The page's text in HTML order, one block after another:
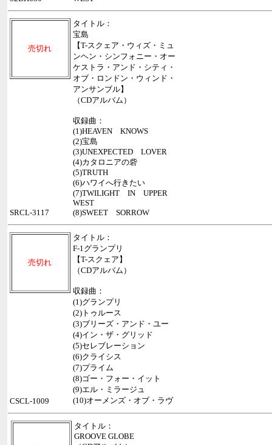
売切れ
タイトル：
宝島
【T-スクェア・ウィズ・ミュ
ンヘン・シンフォニー・オー
ケストラ・アンド・シティ・
オブ・ロンドン・ウィンド・
アンサンブル】
（CDアルバム）
収録曲：
(1)HEAVEN KNOWS
(2)宝島
(3)UNEXPECTED LOVER
(4)カタロニアの砦
(5)TRUTH
(6)ハワイへ行きたい
(7)TWILIGHT IN UPPER
WEST
(8)SWEET SORROW
SRCL-3117
売切れ
タイトル：
F-1グランプリ
【T-スクェア】
（CDアルバム）
収録曲：
(1)グランプリ
(2)トゥルース
(3)ブリーズ・アンド・ユー
(4)イン・ザ・グリッド
(5)セレブレーション
(6)クライシス
(7)プライム
(8)ゴー・フォー・イット
(9)エル・ミラージュ
(10)オーメンズ・オブ・ラヴ
CSCL-1009
タイトル：
GROOVE GLOBE